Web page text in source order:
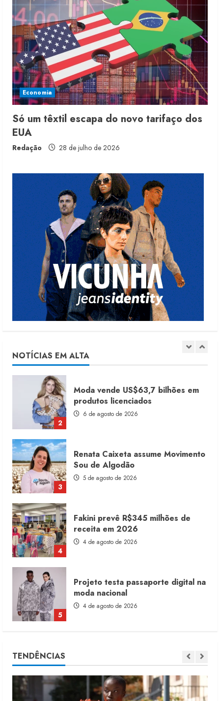
Economia
Só um têxtil escapa do novo tarifaço dos
EUA
Redação 28 de julho de 2026
NOTÍCIAS EM ALTA
2
Moda vende US$63,7 bilhões em
produtos licenciados
6 de agosto de 2026
3
Renata Caixeta assume Movimento
Sou de Algodão
5 de agosto de 2026
receita em 2026
5
Projeto testa passaporte digital na
moda nacional
4 de agosto de 2026
1
Dia dos Pais reforça retomada da
moda no varejo
7 de agosto de 2026
2
3
Renata Caixeta assume Movimento
Sou de Algodão
5 de agosto de 2026
4
Fakini prevê R$345 milhões de
receita em 2026
4 de agosto de 2026
5
Projeto testa passaporte digital na
moda nacional
4 de agosto de 2026
1
Dia dos Pais reforça retomada da
moda no varejo
7 de agosto de 2026
2
TENDÊNCIAS